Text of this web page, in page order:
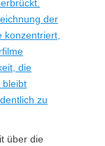
der
konzentriert,
die
bleibt
zu
über die